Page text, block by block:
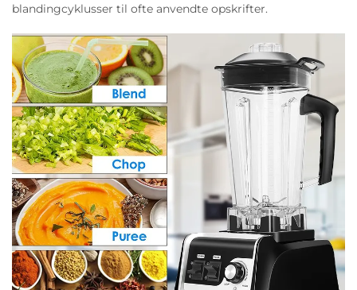
blandingcyklusser til ofte anvendte opskrifter.